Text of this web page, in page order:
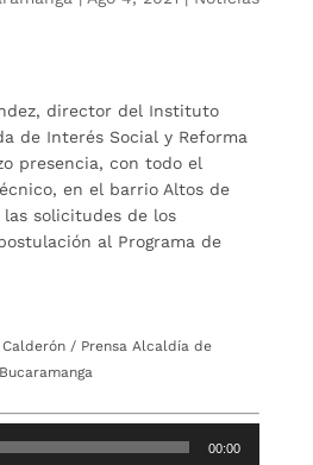
director del Instituto
de Interés Social y Reforma
presencia, con todo el
en el barrio Altos de
las solicitudes de los
al Programa de
Calderón / Prensa Alcaldía de
Bucaramanga
00:00